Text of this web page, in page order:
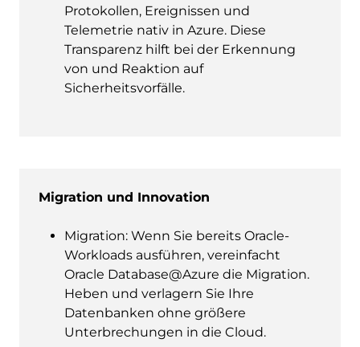
Protokollen, Ereignissen und
Telemetrie nativ in Azure. Diese
Transparenz hilft bei der Erkennung
von und Reaktion auf
Sicherheitsvorfälle.
Migration und Innovation
Migration: Wenn Sie bereits Oracle-
Workloads ausführen, vereinfacht
Oracle Database@Azure die Migration.
Heben und verlagern Sie Ihre
Datenbanken ohne größere
Unterbrechungen in die Cloud.